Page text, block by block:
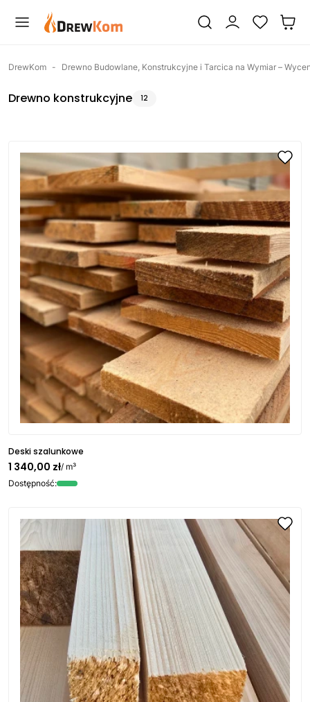
DrewKom - Drewno Budowlane, Konstrukcyjne i Tarcica na Wymiar –
Drewno konstrukcyjne 12
Deski szalunkowe
1 340,00 zł/ m³
Dostępność: